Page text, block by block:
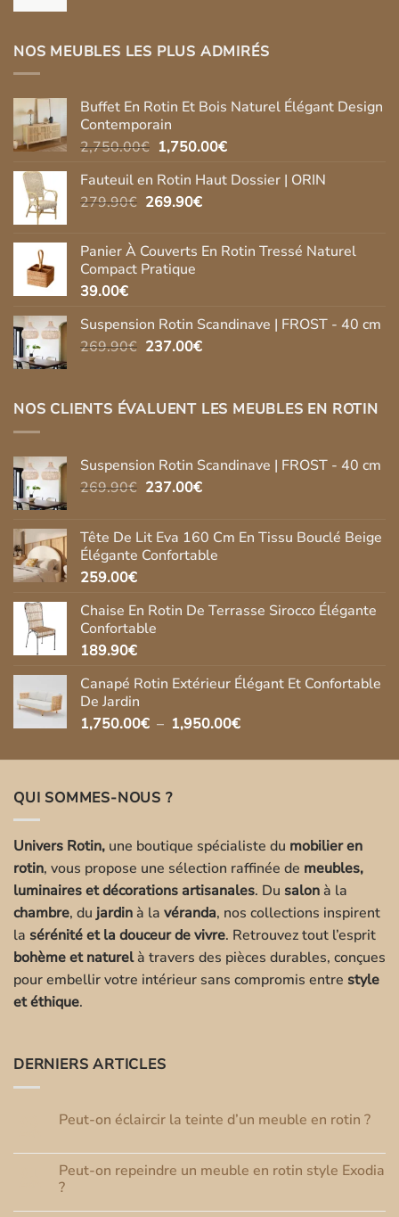
NOS MEUBLES LES PLUS ADMIRÉS
Buffet En Rotin Et Bois Naturel Élégant Design
Contemporain
2,750.00€ Le
initial
était :
1,750.00€Le
actuel
Fauteuil en Rotin Haut Dossier | ORIN
279.90€ Le
était :
279.90€.
269.90€Le
est :
Panier À Couverts En Rotin Tressé Naturel
Compact Pratique
39.00€
Suspension Rotin Scandinave | FROST - 40 cm
269.90€ Le
était :
237.00€Le
est :
NOS CLIENTS ÉVALUENT LES MEUBLES EN ROTIN
Suspension Rotin Scandinave | FROST - 40 cm
269.90€ Le
était :
269.90€.
237.00€Le
est :
237.00€.
Tête De Lit Eva 160 Cm En Tissu Bouclé Beige
Élégante Confortable
259.00€
Chaise En Rotin De Terrasse Sirocco Élégante
Confortable
189.90€
Canapé Rotin Extérieur Élégant Et Confortable
De Jardin
1,750.00€ – 1,950.00€Plage
prix :
QUI SOMMES-NOUS ?
Univers Rotin, une boutique spécialiste du mobilier en
rotin, vous propose une sélection raffinée de meubles,
luminaires et décorations artisanales. Du salon à la
chambre, du jardin à la véranda, nos collections inspirent
la sérénité et la douceur de vivre. Retrouvez tout l’esprit
bohème et naturelà travers des pièces durables, conçues
pour embellir votre intérieur sans compromis entre style
et éthique.
DERNIERS ARTICLES
Peut-on éclaircir la teinte d’un meuble en rotin ?
commentaire
Peut-
on
éclaircir
Peut-on repeindre un meuble en rotin style Exodia
?